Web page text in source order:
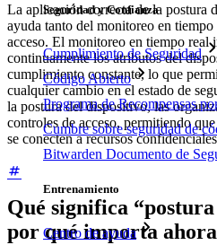
Seguridad y Confianza
Cumplimiento de Seguridad
Código Abierto
Programa de Recompensas
Cumbre sobre seguridad de
Bitwarden Documento de
Entrenamiento
Centro de ayuda
La aplicación correcta de la postura
ayuda tanto del monitoreo en
acceso. El monitoreo en tiempo real
continuamente los atributos del
cumplimiento constante, lo que
cualquier cambio en el estado de
la postura del dispositivo, las
controles de acceso, permitiendo
se conecten a recursos
Qué significa
por qué importa